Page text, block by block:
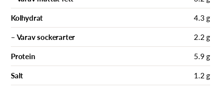
Kolhydrat 4.3 g
– Varav sockerarter 2.2 g
Protein 5.9 g
Salt 1.2 g